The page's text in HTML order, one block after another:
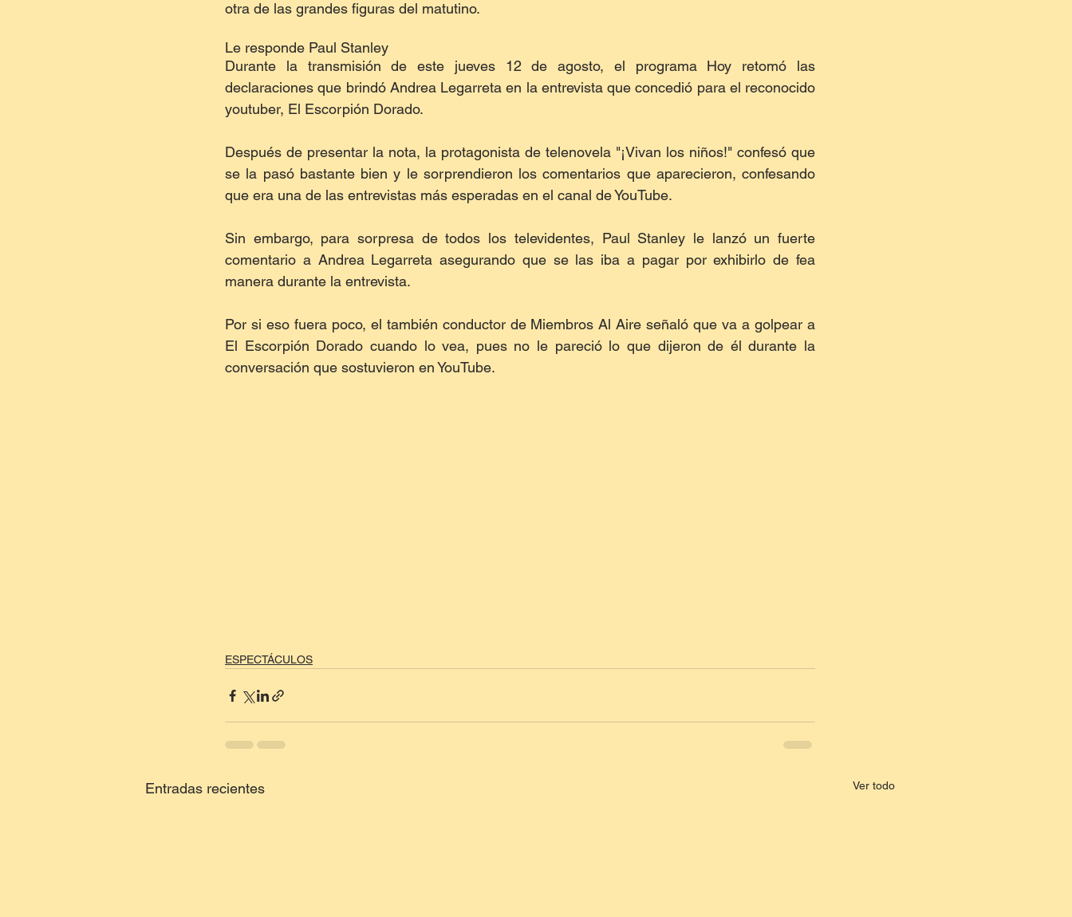
otra de las grandes figuras del matutino.
Le responde Paul Stanley
Durante la transmisión de este jueves 12 de agosto, el programa Hoy retomó las
declaraciones que brindó Andrea Legarreta en la entrevista que concedió para el reconocido
youtuber, El Escorpión Dorado.
Después de presentar la nota, la protagonista de telenovela "¡Vivan los niños!" confesó que
se la pasó bastante bien y le sorprendieron los comentarios que aparecieron, confesando
que era una de las entrevistas más esperadas en el canal de YouTube.
Sin embargo, para sorpresa de todos los televidentes, Paul Stanley le lanzó un fuerte
comentario a Andrea Legarreta asegurando que se las iba a pagar por exhibirlo de fea
manera durante la entrevista.
Por si eso fuera poco, el también conductor de Miembros Al Aire señaló que va a golpear a
El Escorpión Dorado cuando lo vea, pues no le pareció lo que dijeron de él durante la
conversación que sostuvieron en YouTube.
ESPECTÁCULOS
Entradas recientes Ver todo